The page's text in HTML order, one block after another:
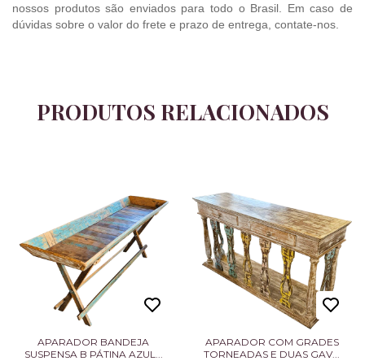
nossos produtos são enviados para todo o Brasil. Em caso de
dúvidas sobre o valor do frete e prazo de entrega, contate-nos.
PRODUTOS RELACIONADOS
APARADOR BANDEJA
SUSPENSA B PÁTINA AZUL...
APARADOR COM GRADES
TORNEADAS E DUAS GAV...